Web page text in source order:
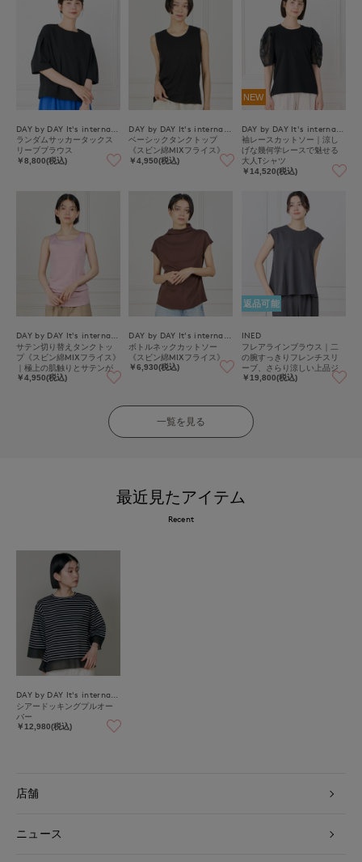
ランダムサッカータックス
リーブブラウス
￥8,800(税込)
ベーシックタンクトップ
《スビン綿MIXフライス》
￥4,950(税込)
NEW
袖レースカットソー｜涼し
げな幾何学レースで魅せる
大人Tシャツ
￥14,520(税込)
サテン切り替えタンクトッ
プ《スビン綿MIXフライス》
｜極上の肌触りとサテンが
映える上品インナー
￥4,950(税込)
ボトルネックカットソー
《スビン綿MIXフライス》
￥6,930(税込)
返品可能
INED
フレアラインブラウス｜二
の腕すっきりフレンチスリ
ーブ、さらり涼しい上品ジ
ョーゼット
￥19,800(税込)
一覧を見る
最近見たアイテム
Recent
シアードッキングプルオー
バー
￥12,980(税込)
店舗
ニュース